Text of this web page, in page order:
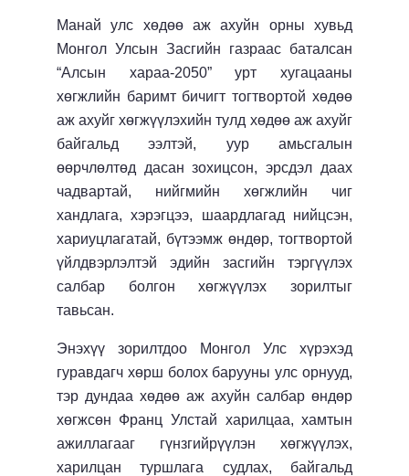
Манай улс хөдөө аж ахуйн орны хувьд
Монгол Улсын Засгийн газраас баталсан
“Алсын хараа-2050” урт хугацааны
хөгжлийн баримт бичигт тогтвортой хөдөө
аж ахуйг хөгжүүлэхийн тулд хөдөө аж ахуйг
байгальд ээлтэй, уур амьсгалын
өөрчлөлтөд дасан зохицсон, эрсдэл даах
чадвартай, нийгмийн хөгжлийн чиг
хандлага, хэрэгцээ, шаардлагад нийцсэн,
хариуцлагатай, бүтээмж өндөр, тогтвортой
үйлдвэрлэлтэй эдийн засгийн тэргүүлэх
салбар болгон хөгжүүлэх зорилтыг
тавьсан.
Энэхүү зорилтдоо Монгол Улс хүрэхэд
гуравдагч хөрш болох барууны улс орнууд,
тэр дундаа хөдөө аж ахуйн салбар өндөр
хөгжсөн Франц Улстай харилцаа, хамтын
ажиллагааг гүнзгийрүүлэн хөгжүүлэх,
харилцан туршлага судлах, байгальд